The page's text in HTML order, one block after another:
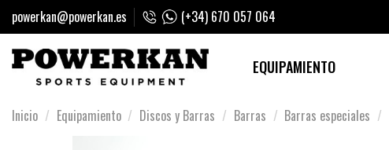
powerkan@powerkan.es (+34) 670 057 064
EQUIPAMIENTO
Inicio Equipamiento Discos y Barras Barras Barras especiales